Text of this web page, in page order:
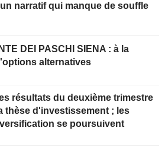
narratif qui manque de souffle
DEI PASCHI SIENA : à la
alternatives
résultats du deuxième trimestre
thèse d'investissement ; les
se poursuivent